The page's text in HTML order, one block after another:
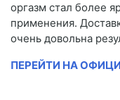
оргазм стал более
применения.
очень довольна
ПЕРЕЙТИ НА